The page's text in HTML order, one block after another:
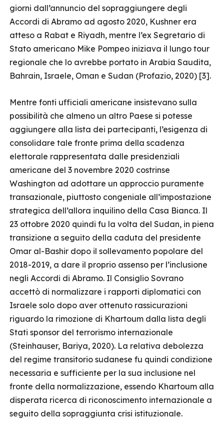
giorni dall’annuncio del sopraggiungere degli
Accordi di Abramo ad agosto 2020, Kushner era
atteso a Rabat e Riyadh, mentre l’ex Segretario di
Stato americano Mike Pompeo iniziava il lungo tour
regionale che lo avrebbe portato in Arabia Saudita,
Bahrain, Israele, Oman e Sudan (Profazio, 2020) [3].
Mentre fonti ufficiali americane insistevano sulla
possibilità che almeno un altro Paese si potesse
aggiungere alla lista dei partecipanti, l’esigenza di
consolidare tale fronte prima della scadenza
elettorale rappresentata dalle presidenziali
americane del 3 novembre 2020 costrinse
Washington ad adottare un approccio puramente
transazionale, piuttosto congeniale all’impostazione
strategica dell’allora inquilino della Casa Bianca. Il
23 ottobre 2020 quindi fu la volta del Sudan, in piena
transizione a seguito della caduta del presidente
Omar al-Bashir dopo il sollevamento popolare del
2018-2019, a dare il proprio assenso per l’inclusione
negli Accordi di Abramo. Il Consiglio Sovrano
accettò di normalizzare i rapporti diplomatici con
Israele solo dopo aver ottenuto rassicurazioni
riguardo la rimozione di Khartoum dalla lista degli
Stati sponsor del terrorismo internazionale
(Steinhauser, Bariya, 2020). La relativa debolezza
del regime transitorio sudanese fu quindi condizione
necessaria e sufficiente per la sua inclusione nel
fronte della normalizzazione, essendo Khartoum alla
disperata ricerca di riconoscimento internazionale a
seguito della sopraggiunta crisi istituzionale.